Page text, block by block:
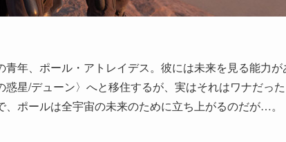
年、ポール・アトレイデス。彼には未来を見る能力
星/デューン〉へと移住するが、実はそれはワナだった
ポールは全宇宙の未来のために立ち上がるのだが…。